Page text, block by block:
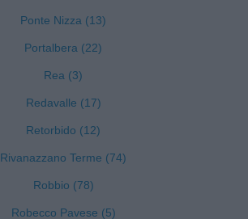
Ponte Nizza (13)
Portalbera (22)
Rea (3)
Redavalle (17)
Retorbido (12)
Rivanazzano Terme (74)
Robbio (78)
Robecco Pavese (5)